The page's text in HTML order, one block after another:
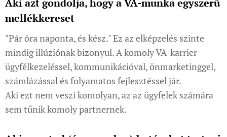
Aki azt gondolja, hogy a VA-munka egyszerű
mellékkereset
"Pár óra naponta, és kész." Ez az elképzelés szinte
mindig illúziónak bizonyul. A komoly VA-karrier
ügyfélkezeléssel, kommunikációval, önmarketinggel,
számlázással és folyamatos fejlesztéssel jár.
Aki ezt nem veszi komolyan, az az ügyfelek számára
sem tűnik komoly partnernek.